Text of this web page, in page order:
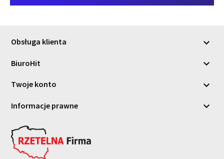
Obsługa klienta 
BiuroHit 
Twoje konto 
Informacje prawne 